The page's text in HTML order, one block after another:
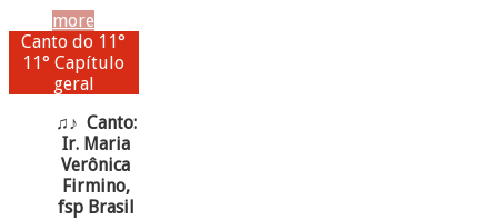
more
Canto do 11°
11° Capítulo
geral
♫♪ Canto:
Ir. Maria
Verônica
Firmino,
fsp Brasil